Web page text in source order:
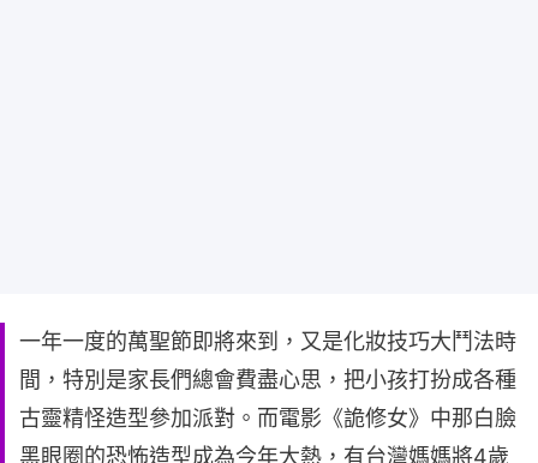
一年一度的萬聖節即將來到，又是化妝技巧大鬥法時
間，特別是家長們總會費盡心思，把小孩打扮成各種
古靈精怪造型參加派對。而電影《詭修女》中那白臉
黑眼圈的恐怖造型成為今年大熱，有台灣媽媽將4歲